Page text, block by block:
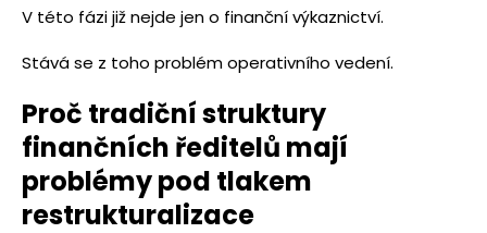
V této fázi již nejde jen o finanční výkaznictví.
Stává se z toho problém operativního vedení.
Proč tradiční struktury
finančních ředitelů mají
problémy pod tlakem
restrukturalizace